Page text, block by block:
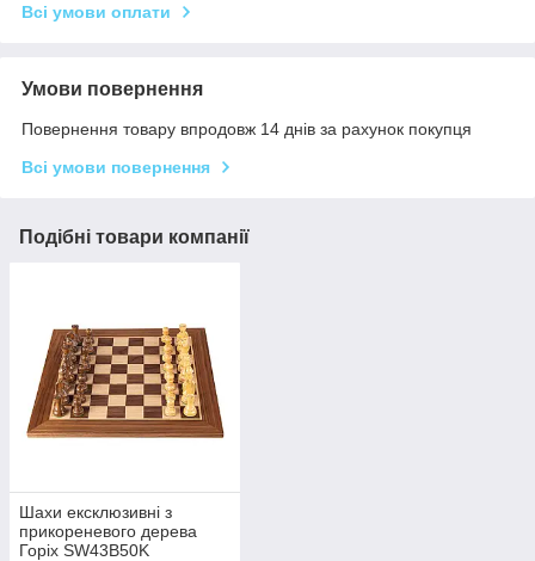
Всі умови оплати
Умови повернення
Повернення товару впродовж 14 днів за рахунок покупця
Всі умови повернення
Подібні товари компанії
Шахи ексклюзивні з
прикореневого дерева
Горіх SW43B50K